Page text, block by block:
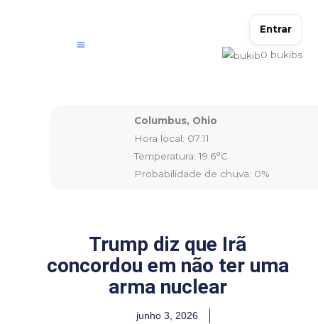
Entrar
0 bukibs
Columbus, Ohio
Hora local: 07:11
Temperatura: 19.6°C
Probabilidade de chuva: 0%
Trump diz que Irã
concordou em não ter uma
arma nuclear
junho 3, 2026